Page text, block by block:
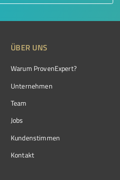
ÜBER UNS
Warum ProvenExpert?
Unternehmen
Team
Jobs
Kundenstimmen
Kontakt